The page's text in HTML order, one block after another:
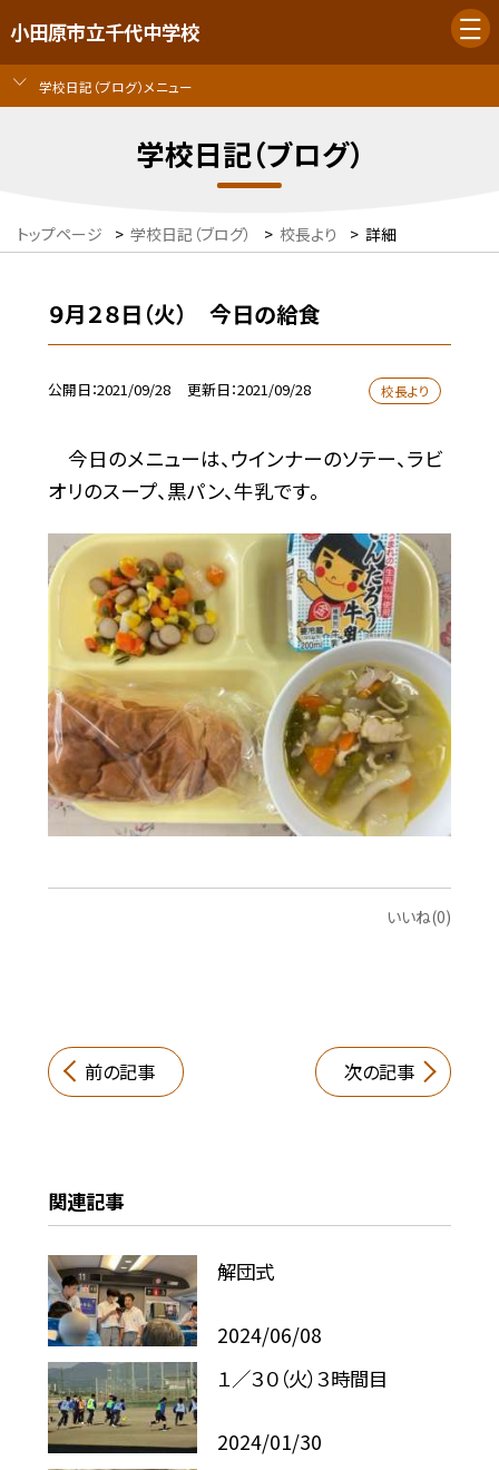
小田原市立千代中学校
学校日記（ブログ）メニュー
学校日記（ブログ）
トップページ > 学校日記（ブログ） > 校長より > 詳細
９月２８日（火） 今日の給食
公開日 2021/09/28 更新日 2021/09/28 校長より
今日のメニューは、ウインナーのソテー、ラビ
オリのスープ、黒パン、牛乳です。
いいね(0)
前の記事 次の記事
関連記事
解団式
2024/06/08
１／３０（火）３時間目
2024/01/30